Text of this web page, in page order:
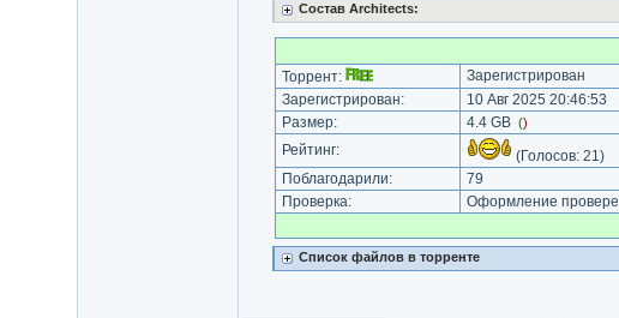
Состав Architects:
Торрент:
Зарегистрирован
Зарегистрирован:
10 Авг 2025 20:46:53
Размер:
4.4 GB ()
Рейтинг: (Голосов: 21)
Поблагодарили:
79
Проверка:
Оформление
Список файлов в торренте